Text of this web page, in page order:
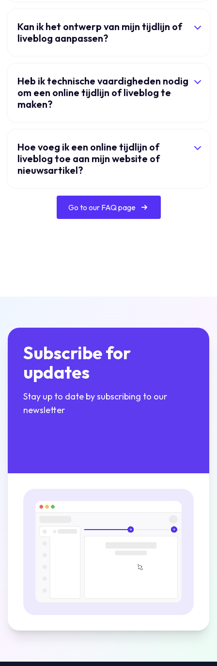
Kan ik het ontwerp van mijn tijdlijn of
liveblog aanpassen?
Heb ik technische vaardigheden nodig
om een online tijdlijn of liveblog te
maken?
Hoe voeg ik een online tijdlijn of
liveblog toe aan mijn website of
nieuwsartikel?
Go to our FAQ page
Subscribe for
updates
Stay up to date by subscribing to our
newsletter